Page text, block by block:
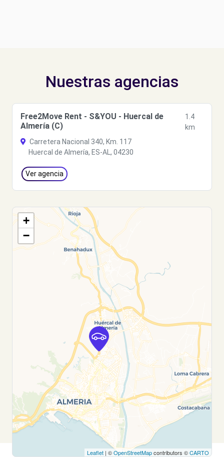
Nuestras agencias
Free2Move Rent - S&YOU - Huercal de
Almería (C)
1.4
km
Carretera Nacional 340, Km. 117
Huercal de Almería, ES-AL, 04230
Ver agencia
+
−
Leaflet | ©OpenStreetMapcontributors ©CARTO